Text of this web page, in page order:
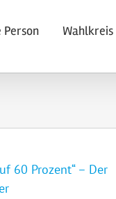
Person Wahlkreis
60 Prozent“ – Der